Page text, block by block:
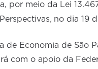
por meio da Lei
, no dia 19
de Economia de São
com o apoio da